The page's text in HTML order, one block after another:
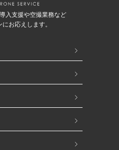
入支援や空撮業務など
お応えします。